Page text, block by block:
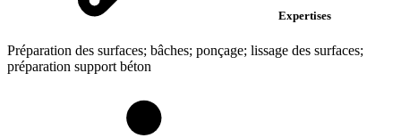
Expertises
Préparation des surfaces; bâches; ponçage; lissage des surfaces;
préparation support béton